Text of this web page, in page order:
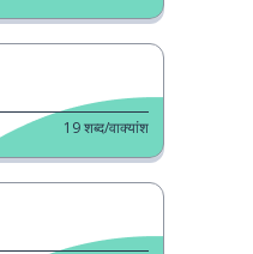
19शब्द/वाक्यांश